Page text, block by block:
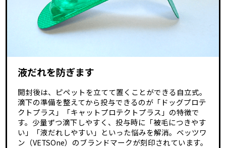
液だれを防ぎます
開封後は、ピペットを立てて置くことができる自立式。
滴下の準備を整えてから投与できるのが「ドッグプロテ
クトプラス」「キャットプロテクトプラス」の特徴で
す。少量ずつ滴下しやすく、投与時に「被毛につきやす
い」「液だれしやすい」といった悩みを解消。ベッツワ
ン（VETSOne）のブランドマークが刻印されています。